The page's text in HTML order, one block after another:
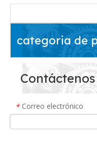
categoria de
Contáctenos
* Correo electrónico